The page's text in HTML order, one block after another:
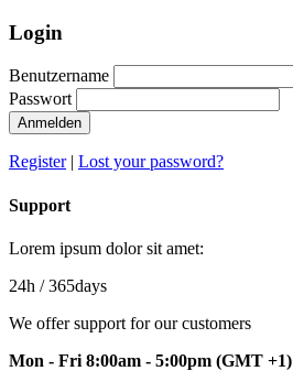
Login
Benutzername
Passwort
Anmelden
Register| Lost your password?
Support
Lorem ipsum dolor sit amet:
24h / 365days
We offer support for our customers
Mon - Fri 8:00am - 5:00pm (GMT +1)